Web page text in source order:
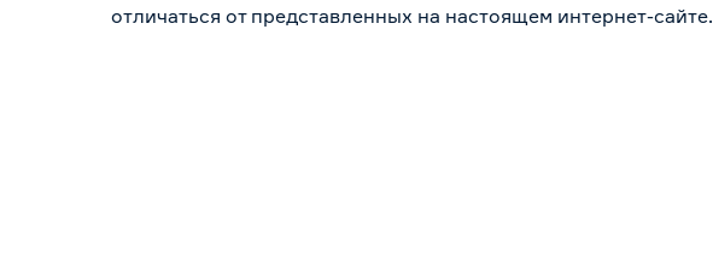
отличаться от представленных на настоящем интернет-сайте.